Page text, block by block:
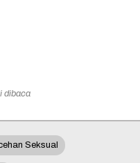
dibaca
Seksual